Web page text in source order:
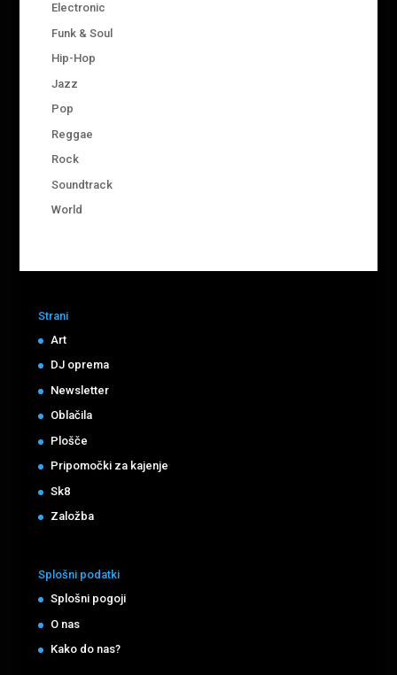
Electronic
Funk & Soul
Hip-Hop
Jazz
Pop
Reggae
Rock
Soundtrack
World
Strani
Art
DJ oprema
Newsletter
Oblačila
Plošče
Pripomočki za kajenje
Sk8
Založba
Splošni podatki
Splošni pogoji
O nas
Kako do nas?